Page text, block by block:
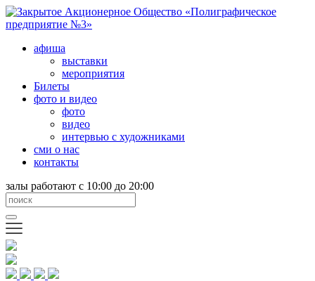
афиша
выставки
мероприятия
Билеты
фото и видео
фото
видео
интервью с художниками
сми о нас
контакты
залы работают с 10:00 до 20:00